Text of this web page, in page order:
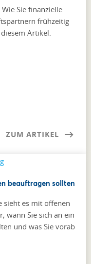
Sie finanzielle
frühzeitig
Artikel.
ZUM ARTIKEL
beauftragen sollten
sieht es mit offenen
wann Sie sich an ein
und was Sie vorab